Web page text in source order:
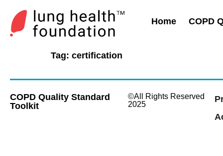
Home COPD
Tag: certification
COPD Quality Standard
Toolkit
©All Rights Reserved
2025